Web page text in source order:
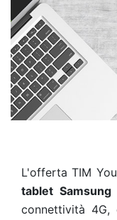
L'offerta TIM
tablet
connettività